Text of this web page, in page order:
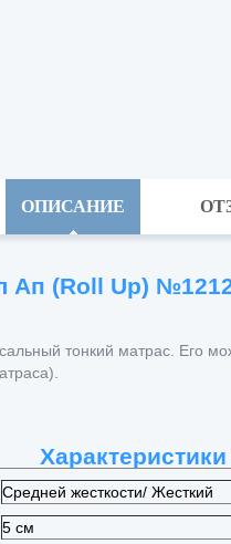
ОПИСАНИЕ
Ап (Roll Up)
тонкий матрас. Его
Средней жесткости/ Жесткий
5 см